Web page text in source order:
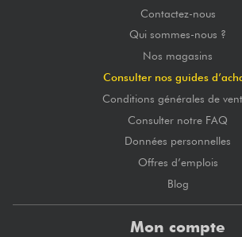
Contactez-nous
Qui sommes-nous ?
Nos magasins
Consulter nos guides
Conditions générales de
Consulter notre FAQ
Données personnelles
Offres d’emplois
Blog
Mon compte